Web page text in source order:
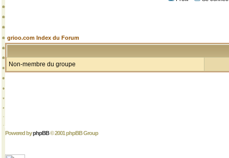
grioo.com Index du Forum
Non-membre du groupe
Powered byphpBB© 2001 phpBB Group